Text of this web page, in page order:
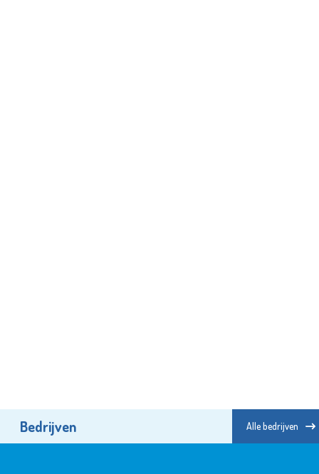
Bedrijven Alle bedrijven